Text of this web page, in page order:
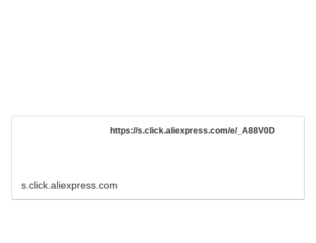
https://s.click.aliexpress.com/e/_A88V0D
s.click.aliexpress.com